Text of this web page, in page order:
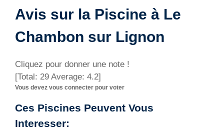
Avis sur la Piscine à Le
Chambon sur Lignon
Cliquez pour donner une note !
[Total: 29 Average: 4.2]
Vous devez vous connecter pour voter
Ces Piscines Peuvent Vous
Interesser: